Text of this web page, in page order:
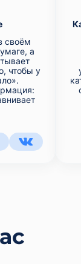
своём
а
чтобы у